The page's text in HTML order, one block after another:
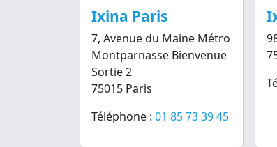
Ixina Paris
7, Avenue du Maine Métro
Montparnasse Bienvenue
Sortie 2
75015 Paris
Téléphone : 01 85 73 39 45